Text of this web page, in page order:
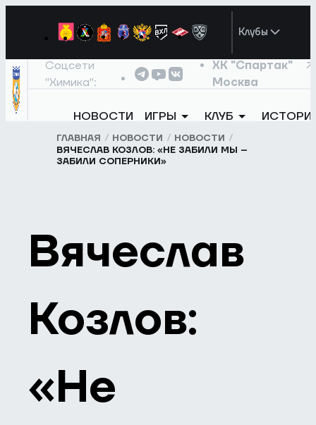
Клубы
Соцсети
"Химика":
ХК "Спартак"
Москва
НОВОСТИ ИГРЫ КЛУБ
ГЛАВНАЯ НОВОСТИ
НОВОСТИ
ВЯЧЕСЛАВ КОЗЛОВ: «НЕ ЗАБИЛИ МЫ –
ЗАБИЛИ СОПЕРНИКИ»
Вячеслав
Козлов:
«Не